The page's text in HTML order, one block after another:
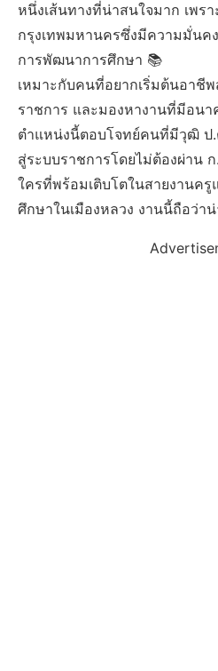
หนึ่งเส้นทางที่น่าสนใจมาก เพร
กรุงเทพมหานครซึ่งมีความมั่น
การพัฒนาการศึกษา 📚
เหมาะกับคนที่อยากเริ่มต้นอาชี
ราชการ และมองหางานที่มีอนา
ตำแหน่งนี้ตอบโจทย์คนที่มีวุฒิ ป.
สู่ระบบราชการโดยไม่ต้องผ่าน
ใครที่พร้อมเติบโตในสายงานค
ศึกษาในเมืองหลวง งานนี้ถือว่า